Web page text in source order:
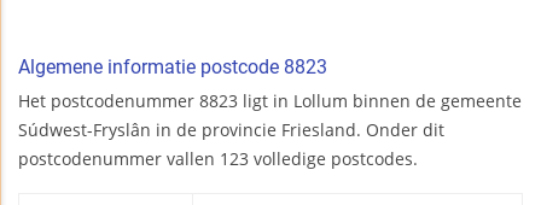
Algemene informatie postcode 8823
Het postcodenummer 8823 ligt in Lollum binnen de gemeente
Súdwest-Fryslân in de provincie Friesland. Onder dit
postcodenummer vallen 123 volledige postcodes.